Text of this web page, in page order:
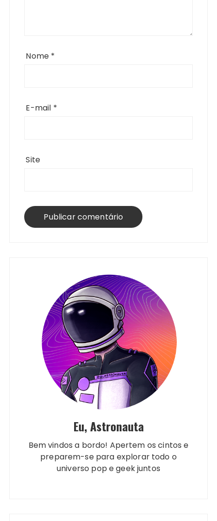
Nome *
E-mail *
Site
Eu, Astronauta
Bem vindos a bordo! Apertem os cintos e
preparem-se para explorar todo o
universo pop e geek juntos